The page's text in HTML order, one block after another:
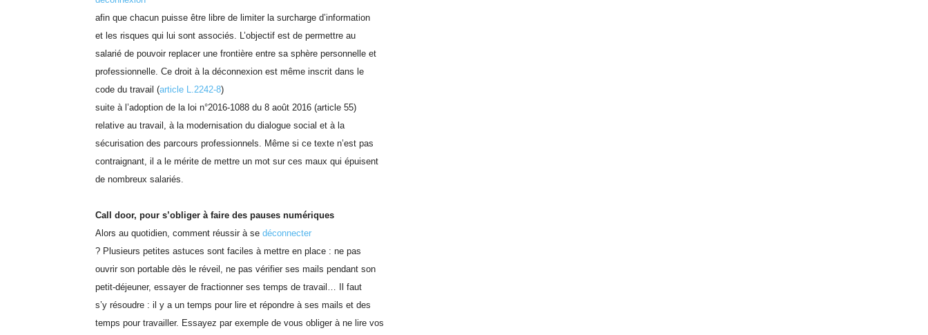
afin que chacun puisse être libre de limiter la surcharge d’information
et les risques qui lui sont associés. L’objectif est de permettre au
salarié de pouvoir replacer une frontière entre sa sphère personnelle et
professionnelle. Ce droit à la déconnexion est même inscrit dans le
code du travail (article L.2242-8)
suite à l’adoption de la loi n°2016-1088 du 8 août 2016 (article 55)
relative au travail, à la modernisation du dialogue social et à la
sécurisation des parcours professionnels. Même si ce texte n’est pas
contraignant, il a le mérite de mettre un mot sur ces maux qui épuisent
de nombreux salariés.
Call door, pour s’obliger à faire des pauses numériques
Alors au quotidien, comment réussir à se déconnecter
? Plusieurs petites astuces sont faciles à mettre en place : ne pas
ouvrir son portable dès le réveil, ne pas vérifier ses mails pendant son
petit-déjeuner, essayer de fractionner ses temps de travail… Il faut
s’y résoudre : il y a un temps pour lire et répondre à ses mails et des
temps pour travailler. Essayez par exemple de vous obliger à ne lire vos